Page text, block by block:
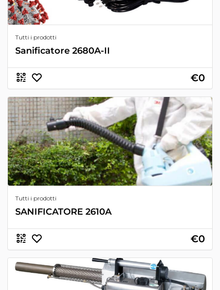
Tutti i prodotti
Sanificatore 2680A-II
€0
Tutti i prodotti
SANIFICATORE 2610A
€0